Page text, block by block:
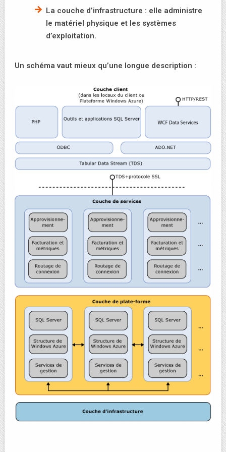
La couche d’infrastructure : elle administre
le matériel physique et les systèmes
d’exploitation.
Un schéma vaut mieux qu’une longue description :